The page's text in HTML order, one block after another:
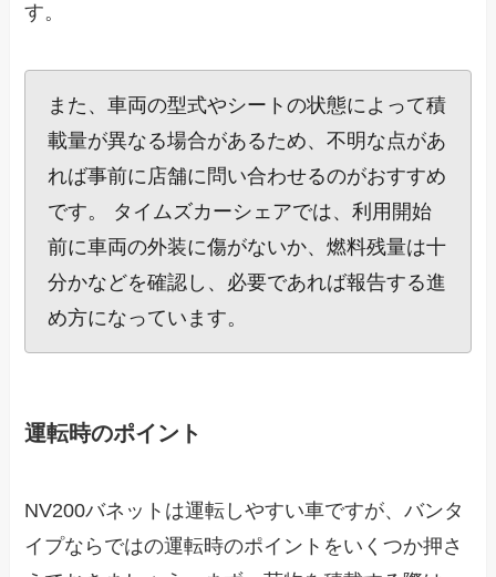
す。
また、車両の型式やシートの状態によって積
載量が異なる場合があるため、不明な点があ
れば事前に店舗に問い合わせるのがおすすめ
です。 タイムズカーシェアでは、利用開始
前に車両の外装に傷がないか、燃料残量は十
分かなどを確認し、必要であれば報告する進
め方になっています。
運転時のポイント
NV200バネットは運転しやすい車ですが、バンタ
イプならではの運転時のポイントをいくつか押さ